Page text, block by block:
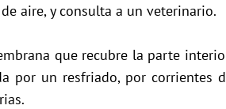
aire, y consulta a un veterinario.
que recubre la parte
por un resfriado, por corrientes